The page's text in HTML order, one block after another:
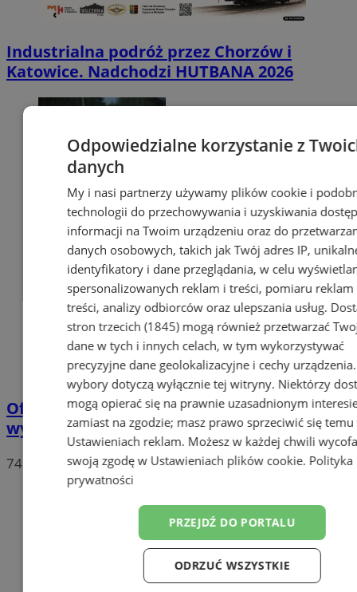
Industrialna podróż przez Chorzów i
Katowice. Nadchodzi HUTBANA 2026
Oficjalne wyniki wyborów: W Chorzowie
wygrywa Rafał Trzaskowski!
74
Odpowiedzialne korzystanie z
danych
My i nasi partnerzy używamy plików cookie i
technologii do przechowywania i uzyskiwania
informacji na Twoim urządzeniu oraz do
danych osobowych, takich jak Twój adres IP,
identyfikatory i dane przeglądania, w celu
spersonalizowanych reklam i treści, pomiaru reklam
treści, analizy odbiorców oraz ulepszania usług.
stron trzecich (1845)mogą również przetwarzać
dane w tych i innych celach, w tym wykorzystywać
precyzyjne dane geolokalizacyjne i cechy
wybory dotyczą wyłącznie tej witryny. Niektórzy
mogą opierać się na prawnie uzasadnionym
zamiast na zgodzie; masz prawo sprzeciwić się temu
Ustawieniach reklam. Możesz w każdej chwili
swoją zgodę w Ustawieniach plików cookie. Polityka
prywatności
PRZEJDŹ DO PORTALU
ODRZUĆ WSZYSTKIE